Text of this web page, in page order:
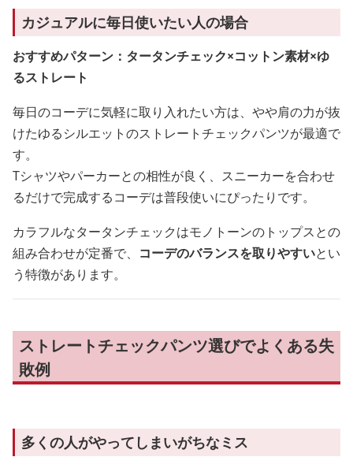
カジュアルに毎日使いたい人の場合
おすすめパターン：タータンチェック×コットン素材×ゆ
るストレート
毎日のコーデに気軽に取り入れたい方は、やや肩の力が抜
けたゆるシルエットのストレートチェックパンツが最適で
す。
Tシャツやパーカーとの相性が良く、スニーカーを合わせ
るだけで完成するコーデは普段使いにぴったりです。
カラフルなタータンチェックはモノトーンのトップスとの
組み合わせが定番で、 コーデのバランスを取りやすいとい
う特徴があります。
ストレートチェックパンツ選びでよくある失
敗例
多くの人がやってしまいがちなミス